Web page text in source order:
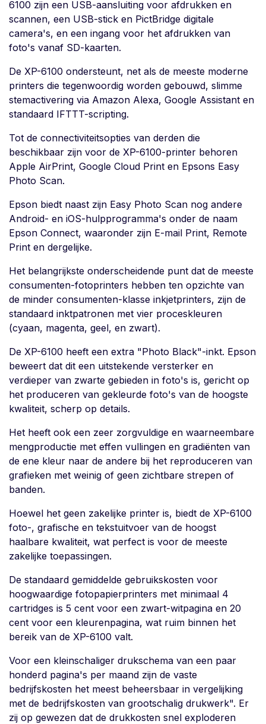
6100 zijn een USB-aansluiting voor afdrukken en
scannen, een USB-stick en PictBridge digitale
camera's, en een ingang voor het afdrukken van
foto's vanaf SD-kaarten.
De XP-6100 ondersteunt, net als de meeste moderne
printers die tegenwoordig worden gebouwd, slimme
stemactivering via Amazon Alexa, Google Assistant en
standaard IFTTT-scripting.
Tot de connectiviteitsopties van derden die
beschikbaar zijn voor de XP-6100-printer behoren
Apple AirPrint, Google Cloud Print en Epsons Easy
Photo Scan.
Epson biedt naast zijn Easy Photo Scan nog andere
Android- en iOS-hulpprogramma's onder de naam
Epson Connect, waaronder zijn E-mail Print, Remote
Print en dergelijke.
Het belangrijkste onderscheidende punt dat de meeste
consumenten-fotoprinters hebben ten opzichte van
de minder consumenten-klasse inkjetprinters, zijn de
standaard inktpatronen met vier proceskleuren
(cyaan, magenta, geel, en zwart).
De XP-6100 heeft een extra "Photo Black"-inkt. Epson
beweert dat dit een uitstekende versterker en
verdieper van zwarte gebieden in foto's is, gericht op
het produceren van gekleurde foto's van de hoogste
kwaliteit, scherp op details.
Het heeft ook een zeer zorgvuldige en waarneembare
mengproductie met effen vullingen en gradiënten van
de ene kleur naar de andere bij het reproduceren van
grafieken met weinig of geen zichtbare strepen of
banden.
Hoewel het geen zakelijke printer is, biedt de XP-6100
foto-, grafische en tekstuitvoer van de hoogst
haalbare kwaliteit, wat perfect is voor de meeste
zakelijke toepassingen.
De standaard gemiddelde gebruikskosten voor
hoogwaardige fotopapierprinters met minimaal 4
cartridges is 5 cent voor een zwart-witpagina en 20
cent voor een kleurenpagina, wat ruim binnen het
bereik van de XP-6100 valt.
Voor een kleinschaliger drukschema van een paar
honderd pagina's per maand zijn de vaste
bedrijfskosten het meest beheersbaar in vergelijking
met de bedrijfskosten van grootschalig drukwerk". Er
zij op gewezen dat de drukkosten snel exploderen